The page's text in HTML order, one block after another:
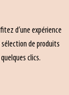
d’une expérience
de produits
clics.